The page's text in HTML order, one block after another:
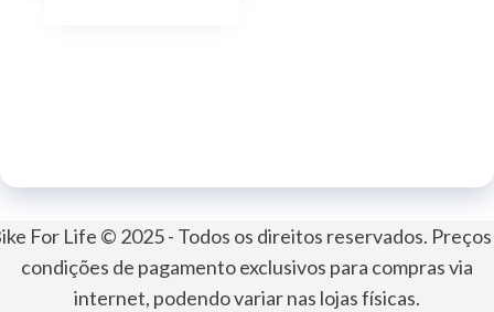
For Life © 2025 - Todos os direitos reservados. Preços
condições de pagamento exclusivos para compras via
internet, podendo variar nas lojas físicas.